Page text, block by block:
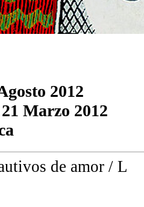
2012
Marzo 2012
de amor / L